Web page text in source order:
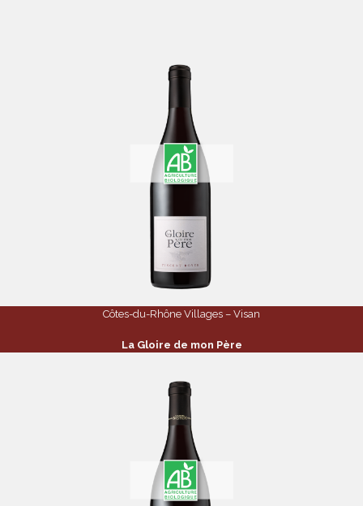
Côtes-du-Rhône Villages – Visan
La Gloire de mon Père